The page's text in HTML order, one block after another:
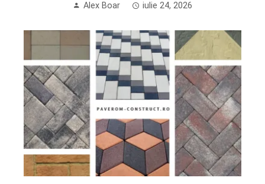
Alex Boar iulie 24, 2026